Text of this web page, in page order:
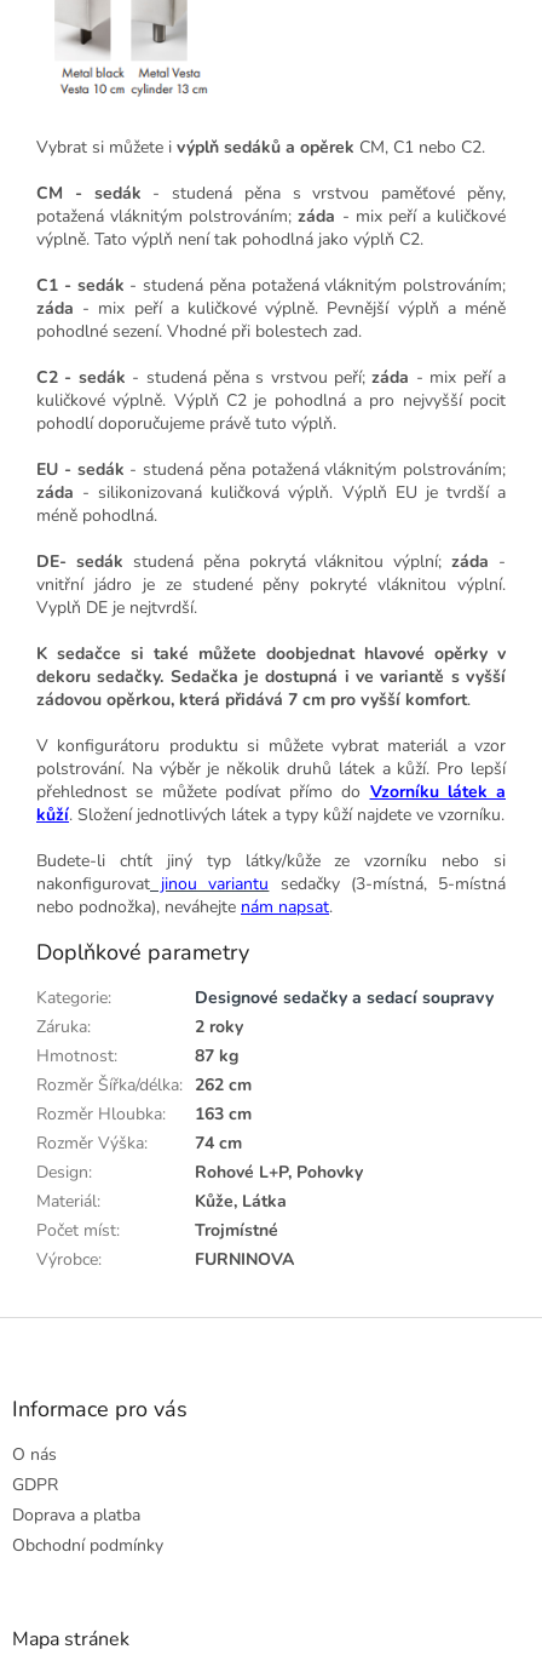
Vybrat si můžete i výplň sedáků a opěrek CM, C1 nebo C2.
CM - sedák - studená pěna s vrstvou paměťové pěny,
potažená vláknitým polstrováním;záda - mix peří a kuličkové
výplně. Tato výplň není tak pohodlná jako výplň C2.
C1 - sedák - studená pěna potažená vláknitým polstrováním;
záda - mix peří a kuličkové výplně. Pevnější výplň a méně
pohodlné sezení. Vhodné při bolestech zad.
C2 - sedák - studená pěna s vrstvou peří;záda - mix peří a
kuličkové výplně. Výplň C2 je pohodlná a pro nejvyšší pocit
pohodlí doporučujeme právě tuto výplň.
EU - sedák - studená pěna potažená vláknitým polstrováním;
záda - silikonizovaná kuličková výplň. Výplň EU je tvrdší a
méně pohodlná.
DE- sedák studená pěna pokrytá vláknitou výplní;záda -
vnitřní jádro je ze studené pěny pokryté vláknitou výplní.
Vyplň DE je nejtvrdší.
K sedačce si také můžete doobjednat hlavové opěrky v
dekoru sedačky. Sedačka je dostupná i ve variantě s vyšší
zádovou opěrkou, která přidává 7 cm pro vyšší komfort.
V konfigurátoru produktu si můžete vybrat materiál a vzor
polstrování. Na výběr je několik druhů látek a kůží. Pro lepší
přehlednost se můžete podívat přímo do Vzorníku látek a
kůží. Složení jednotlivých látek a typy kůží najdete ve vzorníku.
Budete-li chtít jiný typ látky/kůže ze vzorníku nebo si
nakonfigurovat jinou variantu sedačky (3-místná, 5-místná
nebo podnožka), neváhejte nám napsat.
Doplňkové parametry
Kategorie:
Designové sedačky a sedací soupravy
Záruka:
2 roky
Hmotnost:
87 kg
Rozměr Šířka/délka: 262 cm
Rozměr Hloubka:
163 cm
Rozměr Výška:
74 cm
Design:
Rohové L+P, Pohovky
Materiál:
Kůže, Látka
Počet míst:
Trojmístné
Výrobce: FURNINOVA
Z
Informace pro vás
O nás
GDPR
Doprava a platba
Obchodní podmínky
Mapa stránek